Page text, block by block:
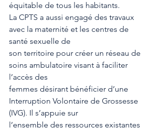
équitable de tous les habitants.
La CPTS a aussi engagé des travaux
avec la maternité et les centres de
santé sexuelle de
son territoire pour créer un réseau de
soins ambulatoire visant à faciliter
l’accès des
femmes désirant bénéficier d’une
Interruption Volontaire de Grossesse
(IVG). Il s’appuie sur
l’ensemble des ressources existantes